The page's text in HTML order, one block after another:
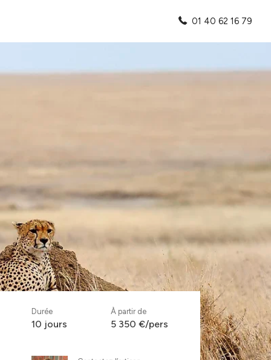
01 40 62 16 79
Durée
10 jours
À partir de
5 350 €/pers